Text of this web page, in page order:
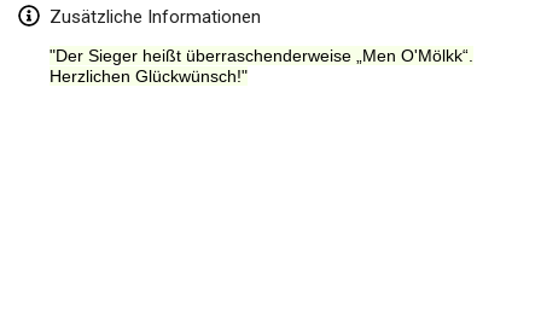
Zusätzliche Informationen
"Der Sieger heißt überraschenderweise „Men O'Mölkk“.
Herzlichen Glückwünsch!"